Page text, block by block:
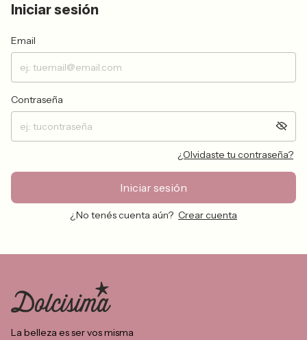
Iniciar sesión
Email
Contraseña
¿Olvidaste tu contraseña?
Iniciar sesión
¿No tenés cuenta aún? Crear cuenta
La belleza es ser vos misma